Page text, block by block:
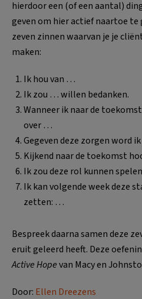
hierdoor een (of een aantal)
geven om hier actief naartoe te
zeven zinnen waarvan je je
maken:
Ik hou van …
Ik zou … willen bedanken.
Wanneer ik naar de
over …
Gegeven deze zorgen word
Kijkend naar de toekomst
Ik zou deze rol kunnen
Ik kan volgende week deze
zetten: …
Bespreek daarna samen deze
eruit geleerd heeft. Deze
Active Hopevan Macy en
Door: Ellen Dreezens